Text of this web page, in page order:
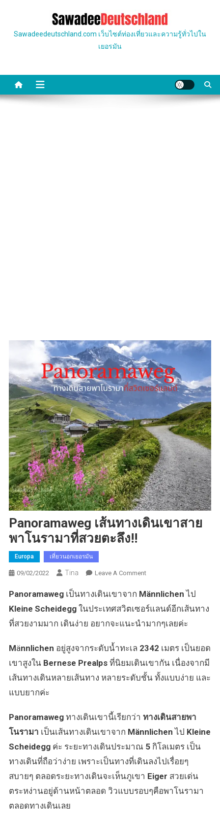
contentSawadeedeutschland.com เว็บไซต์ท่องเที่ยวและความรู้ทั่วไปใน
เยอรมัน
Panoramaweg เส้นทางเดินเขาสาย
พาโนรามาที่สวยตะลึง!!
Europa เที่ยวนอกเยอรมัน
09/02/2022 Tina Leave A CommentOn
เส้น
ทาง
พา
โนรา
มา
Panoramawegเป็นทางเดินเขาจาก Männlichen ไป
Kleine Scheideggในประเทศสวิตเซอร์แลนด์อีกเส้นทาง
ที่สวยงามมาก เดินง่าย อยากจะแนะนำมากๆเลยค่ะ
Männlichen อยู่สูงจากระดับน้ำทะเล 2342 เมตร เป็นยอด
เขาสูงในBernese Prealpsที่นิยมเดินเขากัน เนื่องจากมี
เส้นทางเดินหลายเส้นทาง หลายระดับชั้น ทั้งแบบง่าย และ
แบบยากค่ะ
Panoramawegทางเดินเขานี้เรียกว่า ทางเดินสายพา
โนรามา เป็นเส้นทางเดินเขาจาก Männlichen ไป Kleine
Scheideggค่ะ ระยะทางเดินประมาณ 5กิโลเมตร เป็น
ทางเดินที่ถือว่าง่าย เพราะเป็นทางที่เดินลงไปเรื่อยๆ
สบายๆ ตลอดระยะทางเดินจะเห็นภูเขา Eiger สวยเด่น
ตระหง่านอยู่ด้านหน้าตลอด วิวแบบรอบๆคือพาโนรามา
ตลอดทางเดินเลย